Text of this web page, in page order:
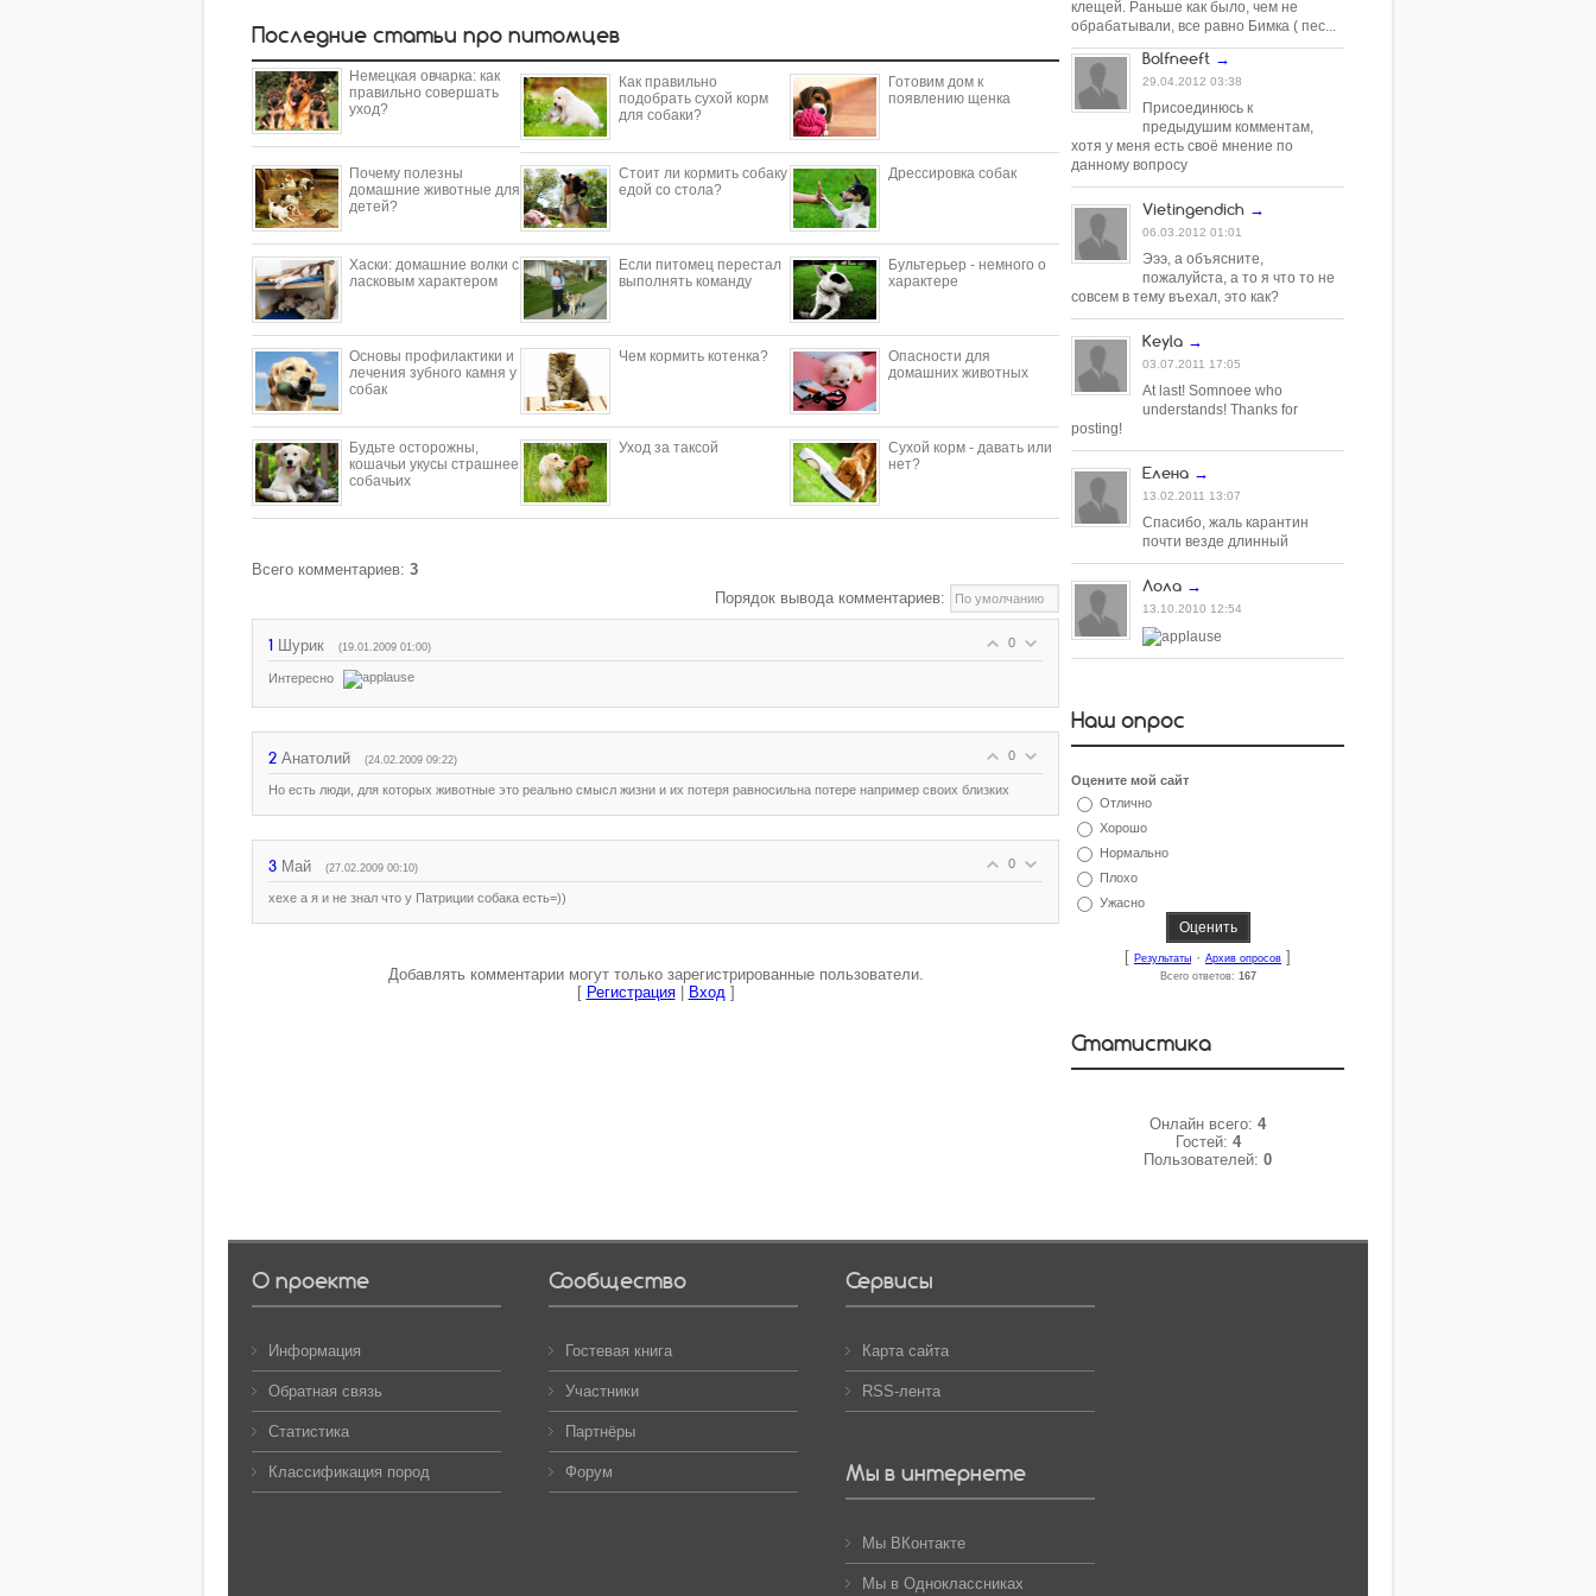
Последние статьи про питомцев
Немецкая овчарка: как
правильно совершать
уход?
Как правильно
подобрать сухой корм
для собаки?
Готовим дом к
появлению щенка
Почему полезны
домашние животные для
детей?
Стоит ли кормить собаку
едой со стола?
Дрессировка собак
​Хаски: домашние волки с
ласковым характером
Если питомец перестал
выполнять команду
Бультерьер - немного о
характере
Основы профилактики и
лечения зубного камня у
собак
Чем кормить котенка?
Опасности для
домашних животных
Будьте осторожны,
кошачьи укусы страшнее
собачьих
Уход за таксой
Сухой корм - давать или
нет?
Всего комментариев: 3
Порядок вывода комментариев:
0
1 Шурик (19.01.2009 01:00)
Интересно
0
2 Анатолий (24.02.2009 09:22)
Но есть люди, для которых животные это реально смысл жизни и их потеря равносильна потере например своих близких
0
3 Май (27.02.2009 00:10)
хехе а я и не знал что у Патриции собака есть=))
Добавлять комментарии могут только зарегистрированные пользователи.
[ Регистрация| Вход ]
клещей. Раньше как было, чем не
обрабатывали, все равно Бимка ( пес...
Bolfneeft →
29.04.2012 03:38
Присоединюсь к
предыдушим комментам,
хотя у меня есть своё мнение по
данному вопросу
Vietingendich →
06.03.2012 01:01
Эээ, а объясните,
пожалуйста, а то я что то не
совсем в тему въехал, это как?
Keyla →
03.07.2011 17:05
At last! Somnoee who
understands! Thanks for
posting!
Елена →
13.02.2011 13:07
Спасибо, жаль карантин
почти везде длинный
Лола →
13.10.2010 12:54
Наш опрос
Оцените мой сайт
Отлично
Хорошо
Нормально
Плохо
Ужасно
[ Результаты · Архив опросов ]
Всего ответов: 167
Статистика
Онлайн всего: 4
Гостей: 4
Пользователей: 0
О проекте
Информация
Обратная связь
Статистика
Классификация пород
Сообщество
Гостевая книга
Участники
Партнёры
Форум
Сервисы
Карта сайта
RSS-лента
Мы в интернете
Мы ВКонтакте
Мы в Одноклассниках